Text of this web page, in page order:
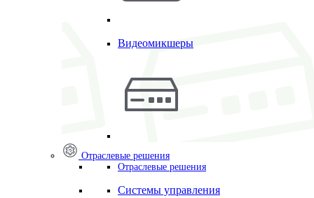
Видеомикшеры
Отраслевые решения
Отраслевые решения
Системы управления